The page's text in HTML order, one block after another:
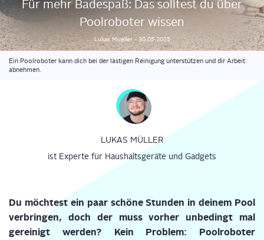
Für mehr Bade­spaß: Das soll­test du über
Pool­ro­bo­ter wissen
LukasMueller - 30.05.2025
Ein Poolroboter kann dich bei der lästigen Reinigung unterstützen und dir Arbeit
abnehmen.
LUKAS MÜLLER
ist Experte für Haushaltsgeräte und Gadgets
Du möchtest ein paar schöne Stunden in deinem Pool
verbringen, doch der muss vorher unbedingt mal
gereinigt werden? Kein Problem: Poolroboter